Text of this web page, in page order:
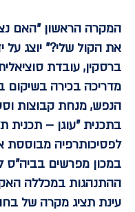
המקרה הראשון"האם
את הקול שלי?" יוצג על
מדריכה בכירה בשיקום
הנפש, מנחת קבוצות
בתכנית "עוגן – תכנית
לפסיכותרפיה מבוססת
במכון מפרשים בביה"ס
ההתנהגות במכללה
עינת תציג מקרה של